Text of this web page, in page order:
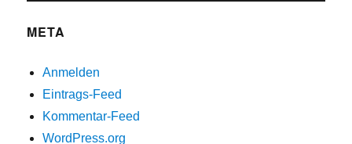
META
Anmelden
Eintrags-Feed
Kommentar-Feed
WordPress.org